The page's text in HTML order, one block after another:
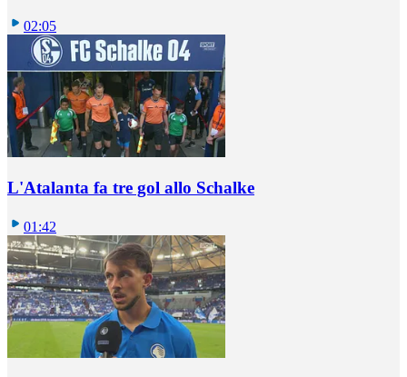
02:05
L'Atalanta fa tre gol allo Schalke
01:42